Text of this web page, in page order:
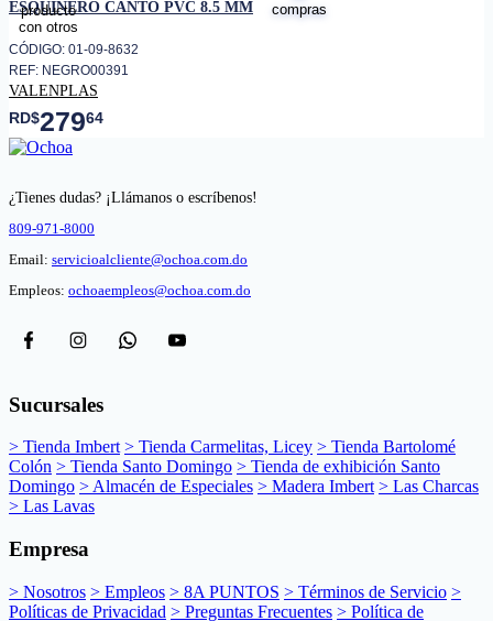
ESQUINERO CANTO PVC 8.5 MM
CÓDIGO: 01-09-8632
REF: NEGRO00391
VALENPLAS
RD$27964
¿Tienes dudas? ¡Llámanos o escríbenos!
809-971-8000
Email: servicioalcliente@ochoa.com.do
Empleos: ochoaempleos@ochoa.com.do
Sucursales
> Tienda Imbert > Tienda Carmelitas, Licey > Tienda Bartolomé
Colón > Tienda Santo Domingo > Tienda de exhibición Santo
Domingo > Almacén de Especiales > Madera Imbert > Las Charcas
> Las Lavas
Empresa
> Nosotros > Empleos > 8A PUNTOS > Términos de Servicio >
Políticas de Privacidad > Preguntas Frecuentes > Política de